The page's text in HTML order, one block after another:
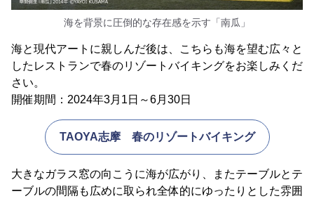
海を背景に圧倒的な存在感を示す「南瓜」
海と現代アートに親しんだ後は、こちらも海を望む広々と
したレストランで春のリゾートバイキングをお楽しみくだ
さい。
開催期間：2024年3月1日～6月30日
TAOYA志摩 春のリゾートバイキング
大きなガラス窓の向こうに海が広がり、またテーブルとテ
ーブルの間隔も広めに取られ全体的にゆったりとした雰囲